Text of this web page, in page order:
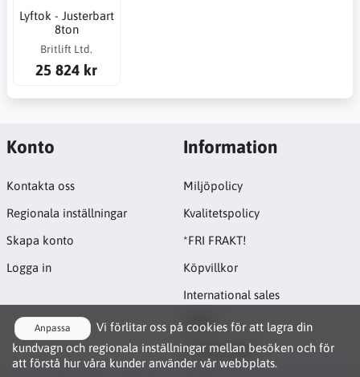
Lyftok - Justerbart
8ton
Britlift Ltd.
25 824 kr
Anpassa
Vi förlitar oss på cookies för att lagra din
kundvagn och regionala inställningar mellan besöken och för
att förstå hur våra kunder använder vår webbplats.
Konto
Kontakta oss
Regionala inställningar
Skapa konto
Logga in
Information
Miljöpolicy
Kvalitetspolicy
*FRI FRAKT!
Köpvillkor
International sales
GDPR
Cookie-policy